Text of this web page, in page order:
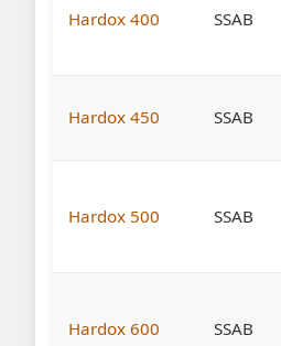
Hardox 400 SSAB
Hardox 450 SSAB
Hardox 500 SSAB
Hardox 600 SSAB